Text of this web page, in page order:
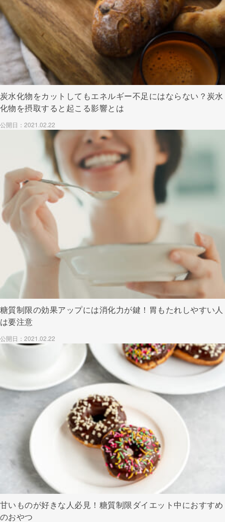
炭水化物をカットしてもエネルギー不足にはならない？炭水
化物を摂取すると起こる影響とは
公開日：2021.02.22
糖質制限の効果アップには消化力が鍵！胃もたれしやすい人
は要注意
公開日：2021.02.22
甘いものが好きな人必見！糖質制限ダイエット中におすすめ
のおやつ